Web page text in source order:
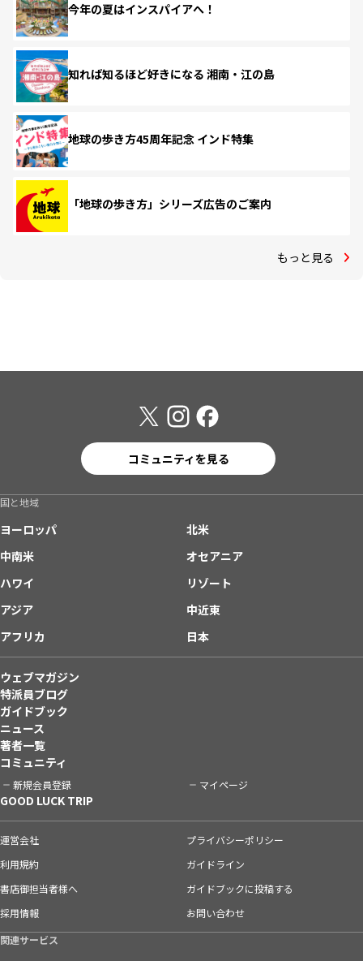
今年の夏はインスパイアへ！
知れば知るほど好きになる 湘南・江の島
地球の歩き方45周年記念 インド特集
「地球の歩き方」シリーズ広告のご案内
もっと見る
コミュニティを見る
国と地域
ヨーロッパ
北米
中南米
オセアニア
ハワイ
リゾート
アジア
中近東
アフリカ
日本
ウェブマガジン
特派員ブログ
ガイドブック
ニュース
著者一覧
コミュニティ
新規会員登録 マイページ
GOOD LUCK TRIP
運営会社
プライバシーポリシー
利用規約
ガイドライン
書店御担当者様へ
ガイドブックに投稿する
採用情報
お問い合わせ
関連サービス